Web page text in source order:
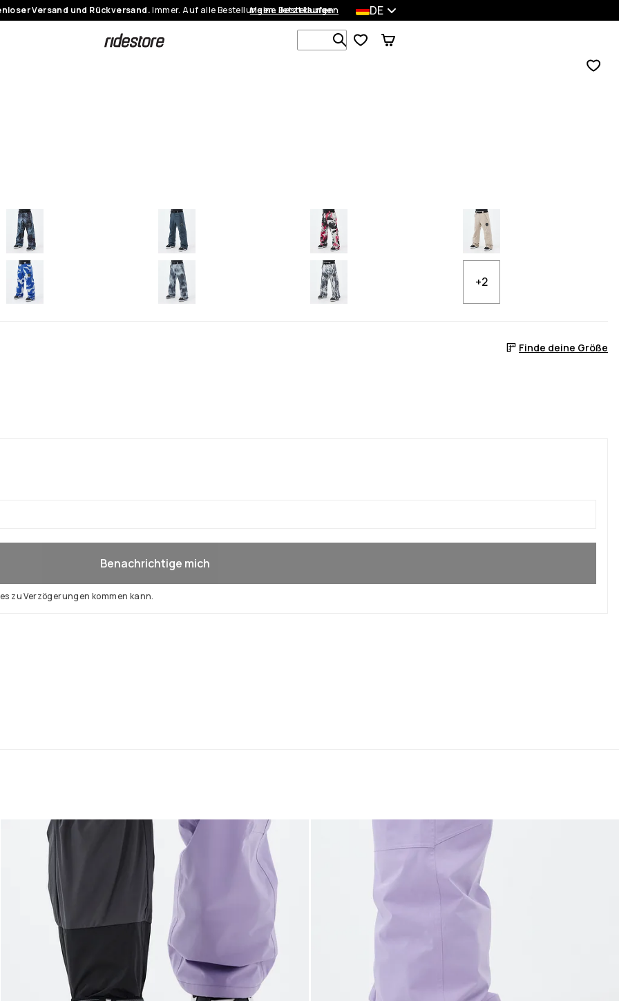
Versand und Rückversand.Immer. Auf alle Bestellungen. Jetzt kaufen
Meine Bestellungen DE
Durchsuche 1 000+ Produkte
+2
Finde deine Größe
Benachrichtige mich
zu Verzögerungen kommen kann.